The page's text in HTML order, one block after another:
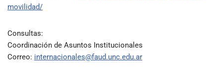
movilidad/
Consultas:
Coordinación de Asuntos Institucionales
Correo: internacionales@faud.unc.edu.ar